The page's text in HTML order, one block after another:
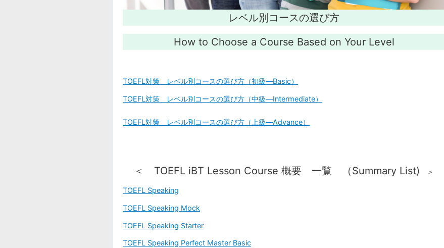
レベル別コースの選び方
How to Choose a Course Based on Your Level
TOEFL対策 レベル別コースの選び方（初級―Basic）
TOEFL対策 レベル別コースの選び方（中級―Intermediate）
TOEFL対策 レベル別コースの選び方（上級―Advance）
＜ TOEFL iBT Lesson Course 概要 一覧 （Summary List) ＞
TOEFL Speaking
TOEFL Speaking Mock
TOEFL Speaking Starter
TOEFL Speaking Perfect Master Basic